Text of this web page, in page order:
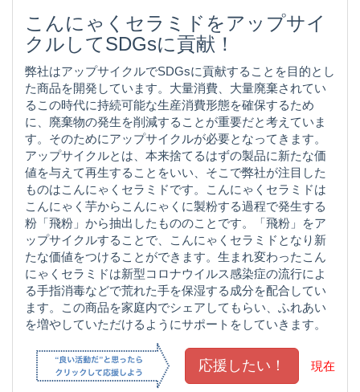
こんにゃくセラミドをアップサイ
クルしてSDGsに貢献！
弊社はアップサイクルでSDGsに貢献することを目的とし
た商品を開発しています。大量消費、大量廃棄されてい
るこの時代に持続可能な生産消費形態を確保するため
に、廃棄物の発生を削減することが重要だと考えていま
す。そのためにアップサイクルが必要となってきます。
アップサイクルとは、本来捨てるはずの製品に新たな価
値を与えて再生することをいい、そこで弊社が注目した
ものはこんにゃくセラミドです。こんにゃくセラミドは
こんにゃく芋からこんにゃくに製粉する過程で発生する
粉「飛粉」から抽出したもののことです。「飛粉」をア
ップサイクルすることで、こんにゃくセラミドとなり新
たな価値をつけることができます。生まれ変わったこん
にゃくセラミドは新型コロナウイルス感染症の流行によ
る手指消毒などで荒れた手を保湿する成分を配合してい
ます。この商品を家庭内でシェアしてもらい、ふれあい
を増やしていただけるようにサポートをしていきます。
現在